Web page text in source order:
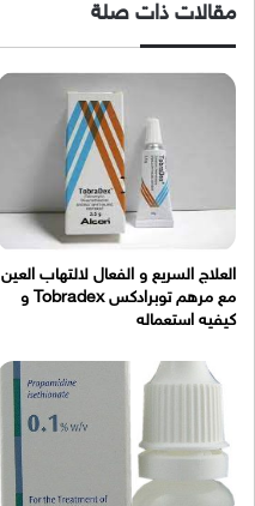
مقالات ذات صلة
العلاج السريع و الفعال لالتهاب العين
مع مرهم توبرادكس Tobradex و
كيفيه استعماله